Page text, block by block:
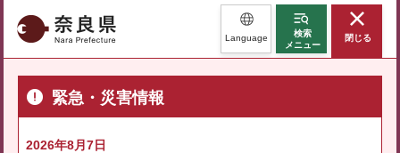
奈良県 Language
検索
メニュー
閉じる
緊急・災害情報
2026年8月7日